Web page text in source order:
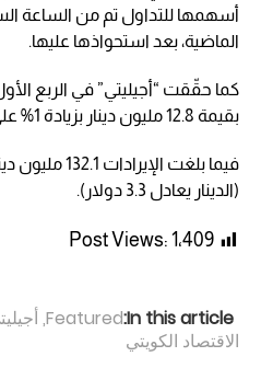
أسهمها للتداول تم من الساعة
الماضية، بعد استحواذها عليها.
كما حقّقت “أجيليتي” في الربع
بقيمة 12.8 مليون دينار بزيادة 1% على أساس سنوي.
(الدينار يعادل 3.3 دولار).
Post Views: 1٬409
In this article:
Featured
,
الاقتصاد الكويتي